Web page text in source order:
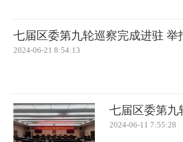
七届区委第九轮巡察完成进驻 举
2024-06-21 8:54:13
七届区委第九
2024-06-11 7:55:28